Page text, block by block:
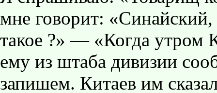
мне говорит:
такое ?» — «Когда утром
ему из штаба дивизии
запишем. Китаев им